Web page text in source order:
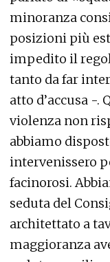
minoranza
posizioni più
impedito il
tanto da far
atto d’accusa -.
violenza non
abbiamo
intervenissero
facinorosi.
seduta del
architettato a
maggioranza